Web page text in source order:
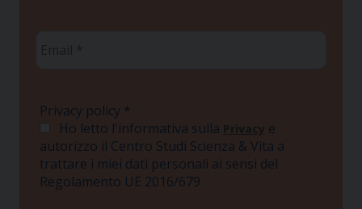
Privacy policy *
Ho letto l'informativa sulla Privacy e
autorizzo il Centro Studi Scienza & Vita a
trattare i miei dati personali ai sensi del
Regolamento UE 2016/679